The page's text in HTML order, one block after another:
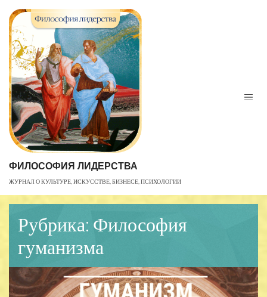
Skip
content
ФИЛОСОФИЯ ЛИДЕРСТВА
ЖУРНАЛ О КУЛЬТУРЕ, ИСКУССТВЕ, БИЗНЕСЕ, ПСИХОЛОГИИ
Рубрика: Философия
гуманизма